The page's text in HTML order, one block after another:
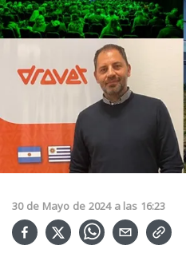
30 de Mayo de 2024 a las 16:23